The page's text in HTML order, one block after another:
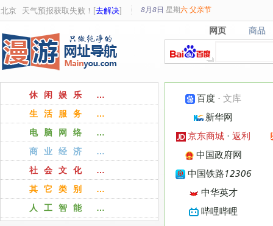
北京 天气预报获取失败！[去解决] 8月8日 星期六 父亲节
网页
网页 商品
商品
百度 ·文库
新华网
京东商城 ·返利
中国政府网
中国铁路12306
中华英才
哔哩哔哩
休闲娱乐 …
生活服务 …
电脑网络 …
商业经济 …
社会文化 …
其它类别 …
人工智能 …